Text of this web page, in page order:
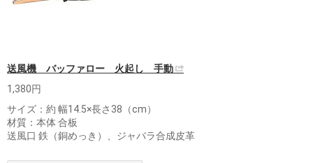
送風機 バッファロー 火起し 手動
1,380円
サイズ：約 幅14.5×長さ38（cm）
材質：本体 合板
送風口 鉄（銅めっき）、ジャバラ合成皮革